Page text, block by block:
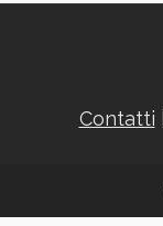
Contatti